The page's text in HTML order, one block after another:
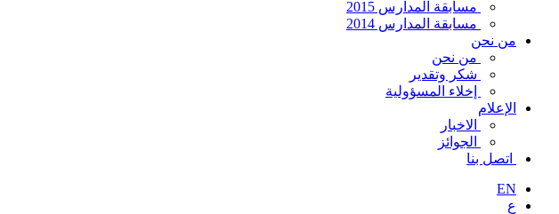
مسابقة المدارس 2015
مسابقة المدارس 2014
من نحن
من نحن
شكر وتقدير
إخلاء المسؤولية
الإعلام
الاخبار
الجوائز
اتصل بنا
EN
ع